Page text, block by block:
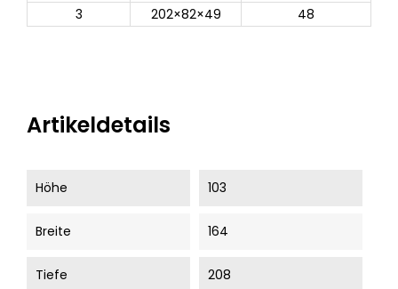
3
202×82×49 48
Artikeldetails
Höhe 103
Breite 164
Tiefe 208